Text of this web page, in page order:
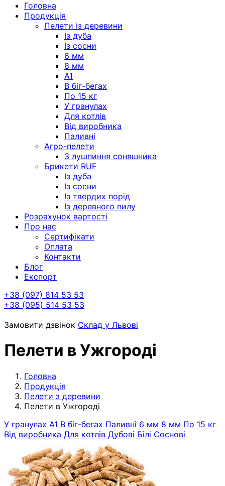
Головна
Продукція
Пелети із деревини
Із дуба
Із сосни
6 мм
8 мм
A1
В біг-бегах
По 15 кг
У гранулах
Для котлів
Від виробника
Паливні
Агро-пелети
З лушпиння соняшника
Брикети RUF
Із дуба
Із сосни
Із твердих порід
Із деревного пилу
Розрахунок вартості
Про нас
Сертифікати
Оплата
Контакти
Блог
Експорт
+38 (097) 814 53 53
+38 (095) 514 53 53
Замовити дзвінок Склад у Львові
Пелети в Ужгороді
Головна
Продукція
Пелети з деревини
Пелети в Ужгороді
У гранулах A1 В біг-бегах Паливні 6 мм 8 мм По 15 кг
Від виробника Для котлів Дубові Білі Соснові